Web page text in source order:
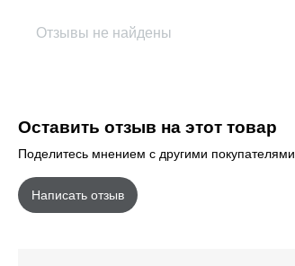
Отзывы не найдены
Оставить отзыв на этот товар
Поделитесь мнением с другими покупателями
Написать отзыв